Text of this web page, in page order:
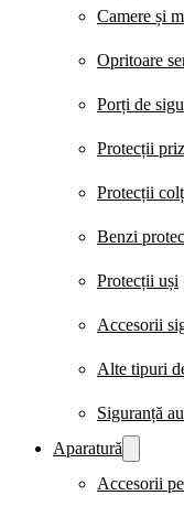
Camere și
Opritoare
Porți de
Protecții
Protecții
Benzi
Protecții uși
Accesorii
Alte tipuri
Siguranță
Aparatură
Accesorii